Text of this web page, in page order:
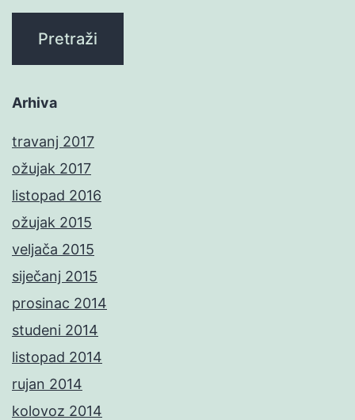
Arhiva
travanj 2017
ožujak 2017
listopad 2016
ožujak 2015
veljača 2015
siječanj 2015
prosinac 2014
studeni 2014
listopad 2014
rujan 2014
kolovoz 2014